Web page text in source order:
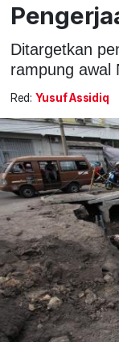
Ditargetkan
rampung awal
Red: Yusuf Assidiq